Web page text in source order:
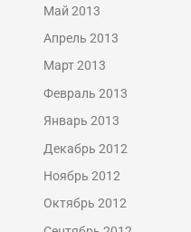
Май 2013
Апрель 2013
Март 2013
Февраль 2013
Январь 2013
Декабрь 2012
Ноябрь 2012
Октябрь 2012